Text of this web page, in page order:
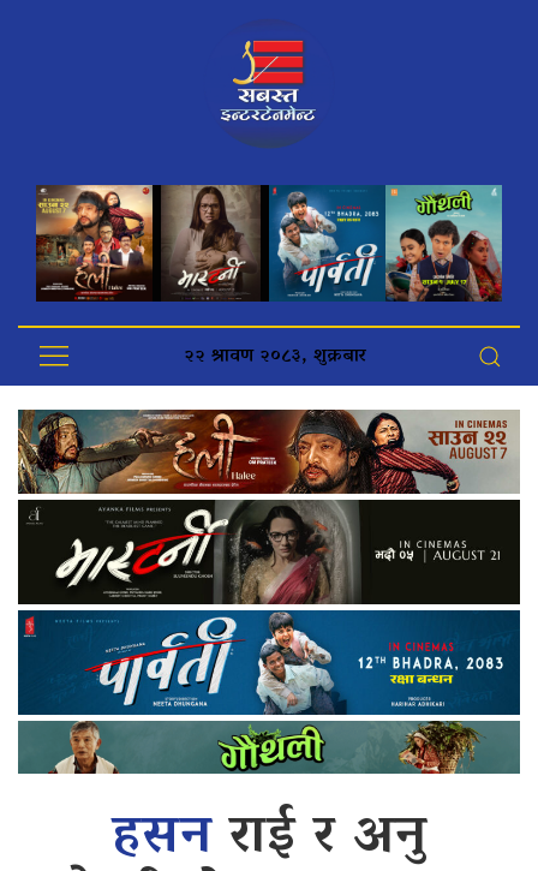
२२ श्रावण २०८३, शुक्रबार
हसनराई र अनु